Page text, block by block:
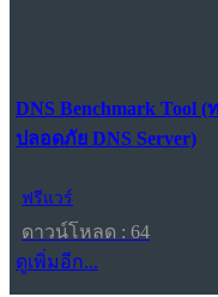
DNS Benchmark Tool
ปลอดภัย DNS Server)
ฟรีแวร์
ดาวน์โหลด : 64
ดูเพิ่มอีก...